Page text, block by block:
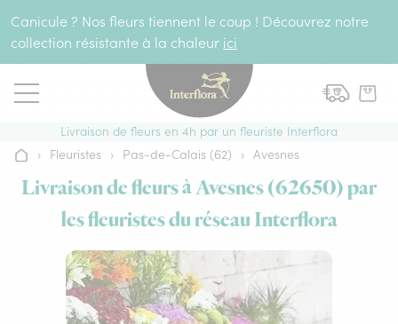
Canicule ? Nos fleurs tiennent le coup ! Découvrez notre
collection résistante à la chaleur ici
Livraison de fleurs en 4h par un fleuriste Interflora
Accueil
› Fleuristes › Pas-de-Calais (62) › Avesnes
Livraison de fleurs à Avesnes (62650) par
les fleuristes du réseau Interflora